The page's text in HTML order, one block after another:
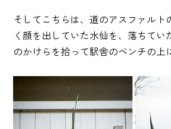
そしてこちらは、道のアスファルト
く顔を出していた水仙を、落ちてい
のかけらを拾って駅舎のベンチの上